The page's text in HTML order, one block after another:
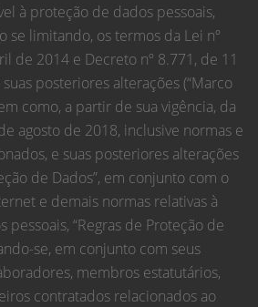
à proteção de dados pessoais,
se limitando, os termos da Lei nº
de 2014 e Decreto nº 8.771, de 11
posteriores alterações (“Marco
como, a partir de sua vigência, da
agosto de 2018, inclusive normas e
e suas posteriores alterações
de Dados”, em conjunto com o
e demais normas relativas à
pessoais, “Regras de Proteção de
se, em conjunto com seus
membros estatutários,
contratados relacionados ao